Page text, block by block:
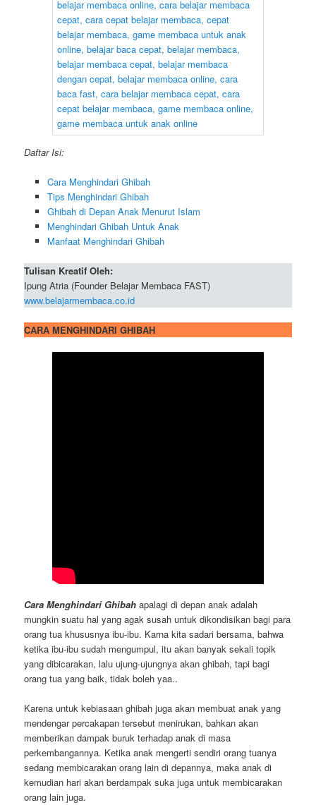
Daftar Isi:
Cara Menghindari Ghibah
Tips Menghindari Ghibah
Ghibah di Depan Anak Menurut Islam
Menghindari Ghibah Untuk Anak
Manfaat Menghindari Ghibah
Tulisan Kreatif Oleh:
Ipung Atria (Founder Belajar Membaca FAST)
www.belajarmembaca.co.id
CARA MENGHINDARI GHIBAH
Cara Menghindari Ghibah apalagi di depan anak adalah
mungkin suatu hal yang agak susah untuk dikondisikan bagi para
orang tua khususnya ibu-ibu. Karna kita sadari bersama, bahwa
ketika ibu-ibu sudah mengumpul, itu akan banyak sekali topik
yang dibicarakan, lalu ujung-ujungnya akan ghibah, tapi bagi
orang tua yang baik, tidak boleh yaa..
Karena untuk kebiasaan ghibah juga akan membuat anak yang
mendengar percakapan tersebut menirukan, bahkan akan
memberikan dampak buruk terhadap anak di masa
perkembangannya. Ketika anak mengerti sendiri orang tuanya
sedang membicarakan orang lain di depannya, maka anak di
kemudian hari akan berdampak suka juga untuk membicarakan
orang lain juga.